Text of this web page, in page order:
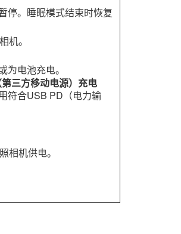
停。睡眠模式结束时恢复
机。
电池充电。
三方移动电源）充电
符合USB PD（电力输
相机供电。